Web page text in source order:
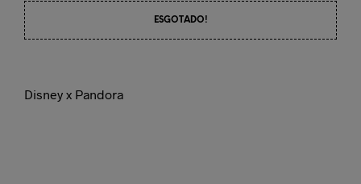
ESGOTADO!
Disney x Pandora